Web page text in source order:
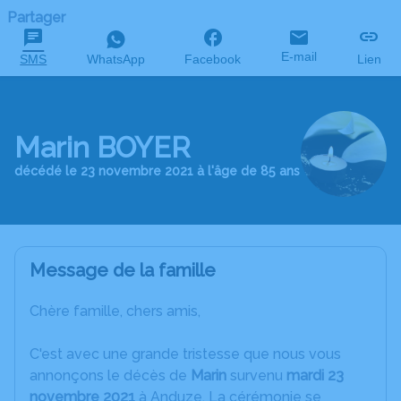
Partager
SMS WhatsApp Facebook E-mail Lien
Marin BOYER
décédé le 23 novembre 2021 à l'âge de 85 ans
Message de la famille
Chère famille, chers amis,
C'est avec une grande tristesse que nous vous
annonçons le décès de Marin survenu mardi 23
novembre 2021 à Anduze. La cérémonie se